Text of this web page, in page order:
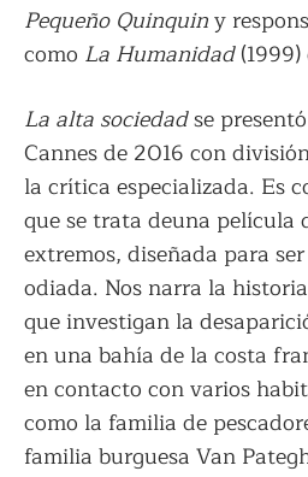
Pequeño Quinquiny
como La Humanidad(1999)
La alta sociedadse
Cannes de 2016 con
la crítica especializada. Es
que se trata deuna película
extremos, diseñada para
odiada. Nos narra la
que investigan la
en una bahía de la costa
en contacto con varios
como la familia de
familia burguesa Van